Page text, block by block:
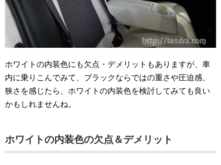
ホワイトの内装色にも欠点・デメリットもありますが、車
内に乗りこんでみて、ブラックならではの重さや圧迫感、
狭さを感じたら、ホワイトの内装色を検討してみても良い
かもしれませんね。
ホワイトの内装色の欠点＆デメリット